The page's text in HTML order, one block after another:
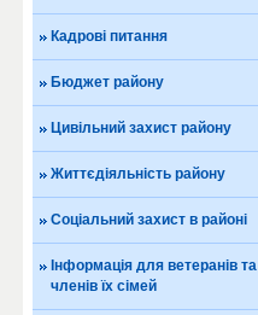
Кадрові питання
Бюджет району
Цивільний захист району
Життєдіяльність району
Соціальний захист в районі
Інформація для ветеранів та
членів їх сімей